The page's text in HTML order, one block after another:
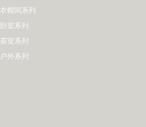
衣帽间系列
卧室系列
茶室系列
户外系列